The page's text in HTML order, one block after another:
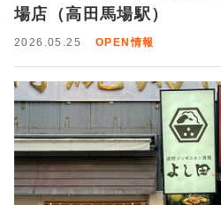
場店（高田馬場駅）
2026.05.25 OPEN情報